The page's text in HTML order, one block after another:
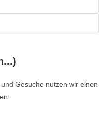
Gesuche nutzen wir einen